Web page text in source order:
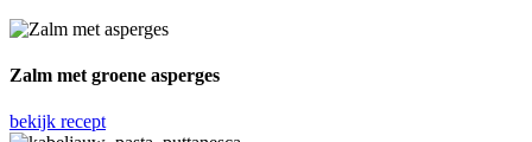
Zalm met groene asperges
bekijk recept